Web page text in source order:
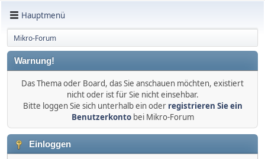
Hauptmenü
Mikro-Forum
Warnung!
Das Thema oder Board, das Sie anschauen möchten, existiert
nicht oder ist für Sie nicht einsehbar.
Bitte loggen Sie sich unterhalb ein oder registrieren Sie ein
Benutzerkontobei Mikro-Forum
Einloggen